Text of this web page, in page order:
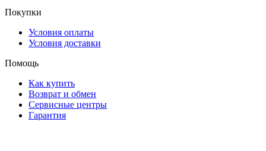
Покупки
Условия оплаты
Условия доставки
Помощь
Как купить
Возврат и обмен
Сервисные центры
Гарантия